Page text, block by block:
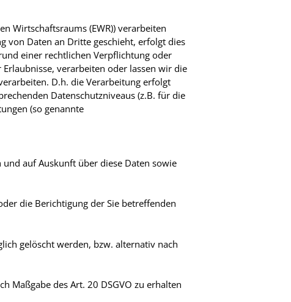
Wirtschaftsraums (EWR)) verarbeiten
von Daten an Dritte geschieht, erfolgt dies
einer rechtlichen Verpflichtung oder
verarbeiten oder lassen wir die
D.h. die Verarbeitung erfolgt
Datenschutzniveaus (z.B. für die
(so genannte
auf Auskunft über diese Daten sowie
die Berichtigung der Sie betreffenden
gelöscht werden, bzw. alternativ nach
Maßgabe des Art. 20 DSGVO zu erhalten